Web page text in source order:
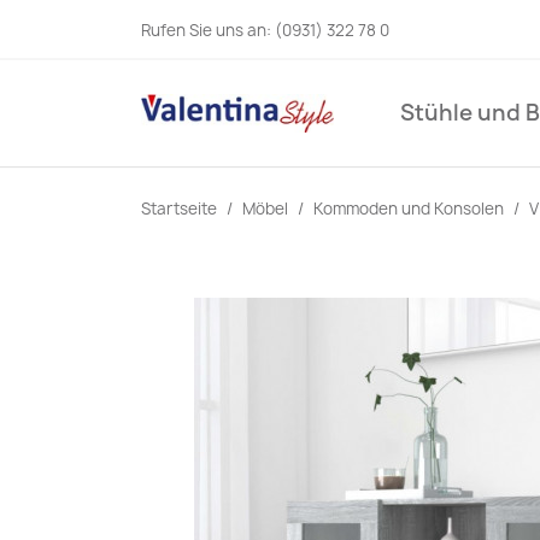
Rufen Sie uns an: (0931) 322 78 0
Stühle und
Startseite Möbel Kommoden und Konsolen